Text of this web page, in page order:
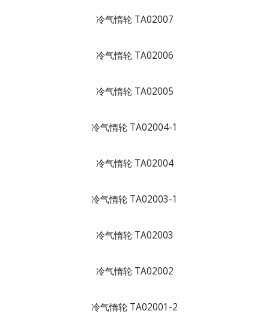
冷气惰轮 TA02007
冷气惰轮 TA02006
冷气惰轮 TA02005
冷气惰轮 TA02004-1
冷气惰轮 TA02004
冷气惰轮 TA02003-1
冷气惰轮 TA02003
冷气惰轮 TA02002
冷气惰轮 TA02001-2